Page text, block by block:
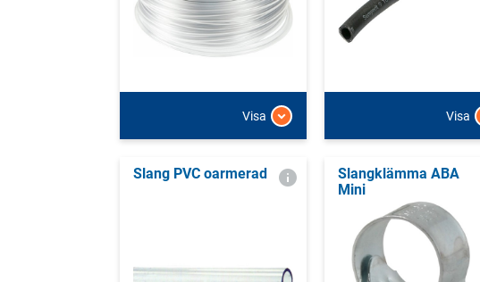
Visa Visa
Slang PVC oarmerad
Slangklämma ABA
Mini